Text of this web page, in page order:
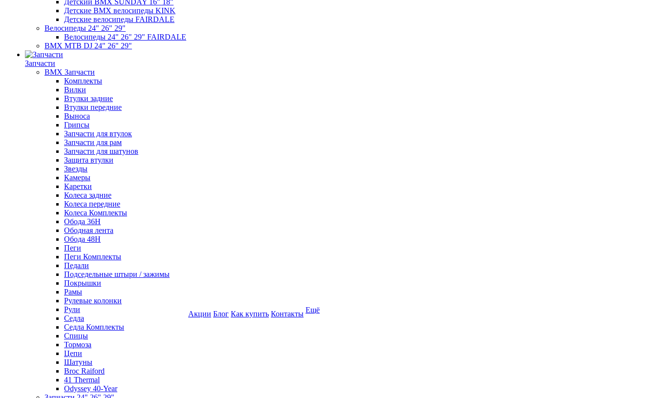
Детский BMX SUNDAY 16" 18"
Детские BMX велосипеды KINK
Детские велосипеды FAIRDALE
Велосипеды 24" 26" 29"
Велосипеды 24" 26" 29" FAIRDALE
BMX MTB DJ 24" 26" 29"
Запчасти
BMX Запчасти
Комплекты
Вилки
Втулки задние
Втулки передние
Выноса
Грипсы
Запчасти для втулок
Запчасти для рам
Запчасти для шатунов
Защита втулки
Звезды
Камеры
Каретки
Колеса задние
Колеса передние
Колеса Комплекты
Обода 36H
Ободная лента
Обода 48H
Пеги
Пеги Комплекты
Педали
Подседельные штыри / зажимы
Покрышки
Рамы
Рулевые колонки
Рули
Седла
Седла Комплекты
Спицы
Тормоза
Цепи
Шатуны
Broc Raiford
41 Thermal
Odyssey 40-Year
Акции Блог Как купить Контакты Ещё